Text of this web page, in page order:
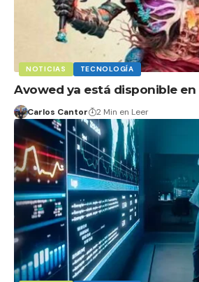
NOTICIAS TECNOLOGÍA
Avowed ya está disponible en
Carlos Cantor 2 Min en Leer